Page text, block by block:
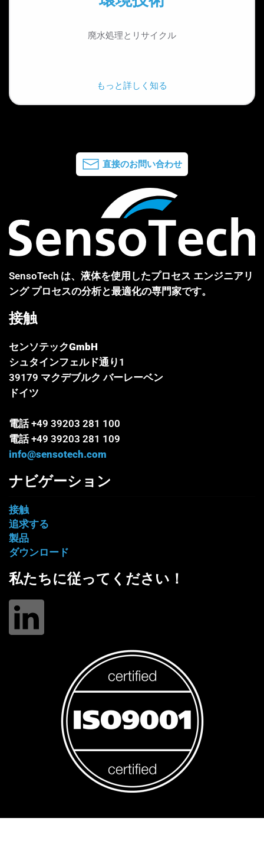
廃水処理とリサイクル
もっと詳しく知る
直接のお問い合わせ
SensoTech は、液体を使用したプロセス エンジニアリ
ング プロセスの分析と最適化の専門家です。
接触
センソテックGmbH
シュタインフェルド通り1
39179 マクデブルク バーレーベン
ドイツ
電話 +49 39203 281 100
電話 +49 39203 281 109
info@sensotech.com
ナビゲーション
接触
追求する
製品
ダウンロード
私たちに従ってください！